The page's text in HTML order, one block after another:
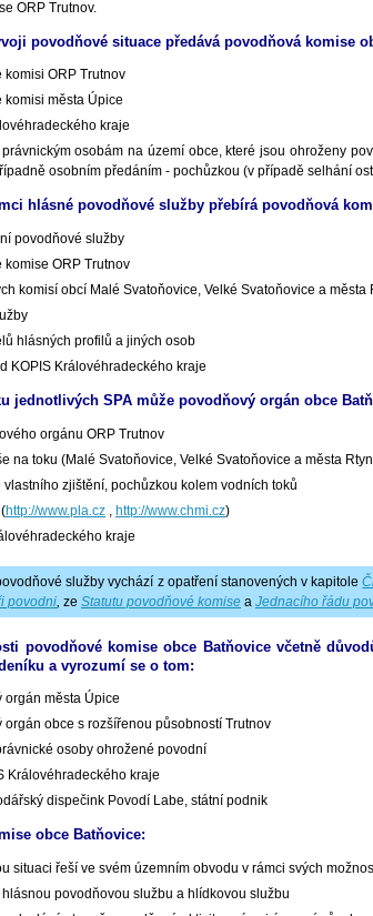
ORP Trutnov.
povodňové situace předává povodňová komise
komisi ORP Trutnov
komisi města Úpice
kraje
osobám na území obce, které jsou ohroženy
osobním předáním - pochůzkou (v případě selhání
hlásné povodňové služby přebírá povodňová
povodňové služby
komise ORP Trutnov
komisí obcí Malé Svatoňovice, Velké Svatoňovice a města
hlásných profilů a jiných osob
KOPIS Královéhradeckého kraje
jednotlivých SPA může povodňový orgán obce
orgánu ORP Trutnov
na toku (Malé Svatoňovice, Velké Svatoňovice a města
vlastního zjištění, pochůzkou kolem vodních toků
http://www.pla.cz http://www.chmi.cz)
kraje
služby vychází z opatření stanovených v kapitole
povodni ze Statutu povodňové komise a Jednacího řádu
povodňové komise obce Batňovice včetně
a vyrozumí se o tom:
orgán města Úpice
orgán obce s rozšířenou působností Trutnov
osoby ohrožené povodní
Královéhradeckého kraje
dispečink Povodí Labe, státní podnik
obce Batňovice:
situaci řeší ve svém územním obvodu v rámci svých
povodňovou službu a hlídkovou službu